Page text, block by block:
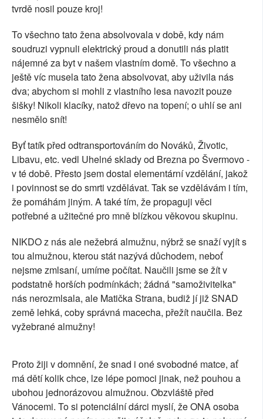
tvrdě nosil pouze kroj!
To všechno tato žena absolvovala v době, kdy nám
soudruzi vypnuli elektrický proud a donutili nás platit
nájemné za byt v našem vlastním domě. To všechno a
ještě víc musela tato žena absolvovat, aby uživila nás
dva; abychom si mohli z vlastního lesa navozit pouze
šišky! Nikoli klacíky, natož dřevo na topení; o uhlí se ani
nesmělo snít!
Byť tatík před odtransportováním do Nováků, Životic,
Libavu, etc. vedl Uhelné sklady od Brezna po Švermovo -
v té době. Přesto jsem dostal elementární vzdělání, jakož
i povinnost se do smrti vzdělávat. Tak se vzdělávám i tím,
že pomáhám jiným. A také tím, že propaguji věci
potřebné a užitečné pro mně blízkou věkovou skupinu.
NIKDO z nás ale nežebrá almužnu, nýbrž se snaží vyjít s
tou almužnou, kterou stát nazývá důchodem, neboť
nejsme zmlsaní, umíme počítat. Naučili jsme se žít v
podstatně horších podmínkách; žádná "samoživitelka"
nás nerozmlsala, ale Matička Strana, budiž jí již SNAD
země lehká, coby správná macecha, přežít naučila. Bez
vyžebrané almužny!
Proto žiji v domnění, že snad i oné svobodné matce, ať
má dětí kolik chce, lze lépe pomoci jinak, než pouhou a
ubohou jednorázovou almužnou. Obzvláště před
Vánocemi. To si potenciální dárci myslí, že ONA osoba